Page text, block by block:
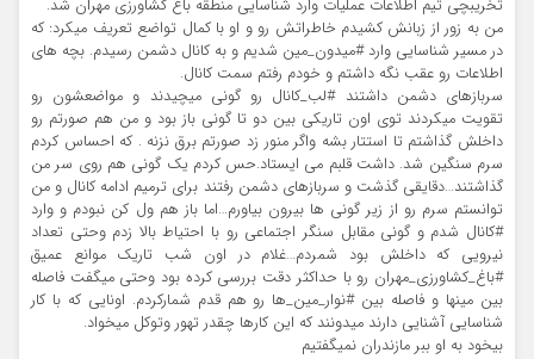
تخریبچی تیم اطلاعات عملیات وارد شناسایی منطقه باغ کشاورزی مهران شد.
من به زور از زبانش کشیدم خاطراتش رو و او با کمال تواضع تعریف میکرد: که
در مسیر شناسایی وارد #میدون_مین شدیم و به کانال دشمن رسیدم. بچه های
اطلاعات رو عقب نگه داشتم و خودم رفتم سمت کانال.
سربازهای دشمن داشتند #لب_کانال رو گونی میچیدند و مواضعشون رو
تقویت میکردند توی اون تاریکی بین دو تا گونی باز بود و من هم صورتم رو
داخلش گذاشتم تا استتار بشه واگر منور زد صورتم برق نزنه . که احساس کردم
سرم سنگین شد. داشت قلبم می ایستاد.حس کردم یک گونی هم روی سر من
گذاشتند…دقایقی گذشت و سربازهای دشمن رفتند برای ترمیم ادامه کانال و من
توانستم سرم رو از زیر گونی ها بیرون بیاورم…اما باز هم ول کن نبودم و وارد
#کانال شدم و گونی مقابل سنگر اجتماعی رو با احتیاط بالا زدم وحتی تعداد
نیرویی که داخلش بود شمردم…غلام در اون شب تاریک موانع عمیق
#باغ_کشاورزی_مهران رو با حداکثر دقت بررسی کرده بود وحتی میگفت فاصله
بین مینها و فاصله بین #نوار_مین_ها رو هم قدم شمارکردم. اونایی که با کار
شناسایی آشنایی دارند میدونند که این کارها چقدر تهور وتوکل میخواد.
بیخود به او ببر مازندران نمیگفتیم